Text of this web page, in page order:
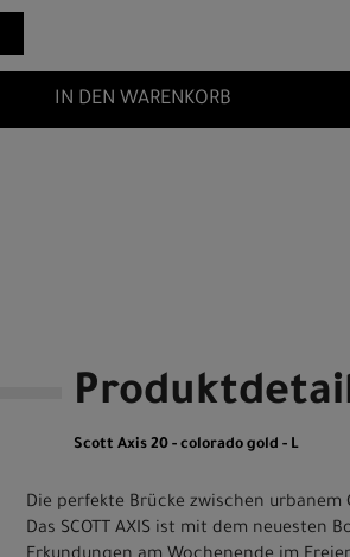
IN DEN WARENKORB
Scott Axis 20 - colorado gold - L
Die perfekte Brücke zwischen
Das SCOTT AXIS ist mit dem neuesten